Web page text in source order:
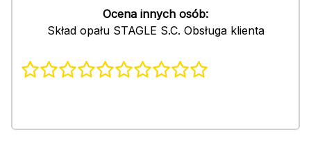
Ocena innych osób:
Skład opału STAGLE S.C. Obsługa klienta